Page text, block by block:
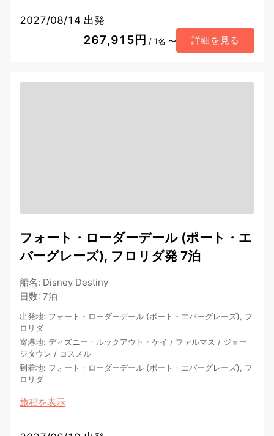
2027/08/14 出発
267,915円 / 1名 〜 詳細を見る
フォート・ローダーデール (ポート・エ
バーグレーズ), フロリダ発 7泊
船名: Disney Destiny
日数: 7泊
出発地: フォート・ローダーデール (ポート・エバーグレーズ), フ
ロリダ
寄港地: ディズニー・ルックアウト・ケイ / ファルマス / ジョー
ジタウン / コスメル
到着地: フォート・ローダーデール (ポート・エバーグレーズ), フ
ロリダ
旅程を表示